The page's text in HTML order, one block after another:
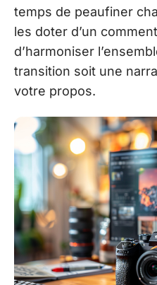
temps de peaufiner
les doter d’un
d’harmoniser
transition soit une
votre propos.